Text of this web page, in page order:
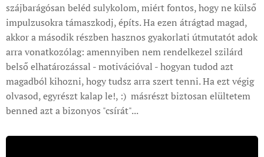
szájbarágósan beléd sulykolom, miért fontos, hogy ne külső
impulzusokra támaszkodj, építs. Ha ezen átrágtad magad,
akkor a második részben hasznos gyakorlati útmutatót adok
arra vonatkozólag: amennyiben nem rendelkezel szilárd
belső elhatározással - motivációval - hogyan tudod azt
magadból kihozni, hogy tudsz arra szert tenni. Ha ezt végig
olvasod, egyrészt kalap le!, :) másrészt biztosan elültetem
benned azt a bizonyos "csírát"...